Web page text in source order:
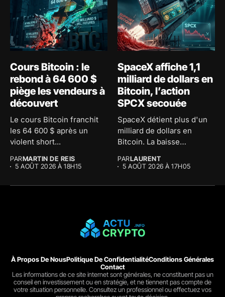
Cours Bitcoin : le
rebond à 64 600 $
piège les vendeurs à
découvert
Le cours Bitcoin franchit
les 64 600 $ après un
violent short...
PARMARTIN DE REIS
5 AOÛT 2026 À 18H15
SpaceX affiche 1,1
milliard de dollars en
Bitcoin, l’action
SPCX secouée
SpaceX détient plus d'un
milliard de dollars en
Bitcoin. La baisse
PARLAURENT
5 AOÛT 2026 À 17H05
À Propos De NousPolitique De ConfidentialitéConditions Générales
Contact
Les informations de ce site internet sont générales, ne constituent pas un
conseil en investissement ou en stratégie, et ne tiennent pas compte de
votre situation personnelle. Consultez un professionnel ou effectuez vos